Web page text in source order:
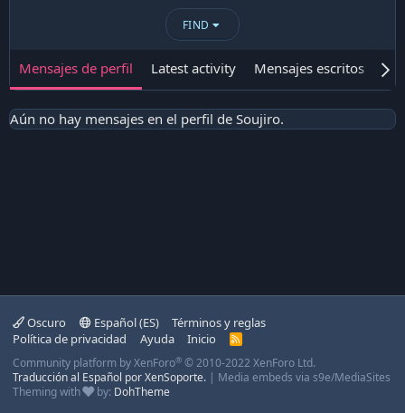
FIND
Mensajes de perfil Latest activity Mensajes escritos
Aún no hay mensajes en el perfil de Soujiro.
Oscuro Español (ES)
Términos y reglas
Política de privacidad
Ayuda Inicio
R
S
Community platform by XenForo® © 2010-2022 XenForo Ltd.
Traducción al Español por XenSoporte. | Media embeds via s9e/MediaSites
Theming with
by: DohTheme